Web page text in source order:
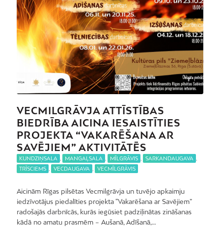
VECMILGRĀVJA ATTĪSTĪBAS
BIEDRĪBA AICINA IESAISTĪTIES
PROJEKTA “VAKARĒŠANA AR
SAVĒJIEM” AKTIVITĀTĒS
KUNDZIŅSALA MANGAĻSALA MĪLGRĀVIS SARKANDAUGAVA
TRĪSCIEMS
VECDAUGAVA VECMĪLGRĀVIS
Aicinām Rīgas pilsētas Vecmilgrāvja un tuvējo apkaimju
iedzīvotājus piedalīties projekta “Vakarēšana ar Savējiem”
radošajās darbnīcās, kurās iegūsiet padziļinātas zināšanas
kādā no amatu prasmēm – Aušanā, Adīšanā,…